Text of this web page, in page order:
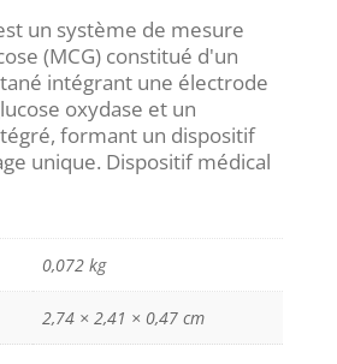
un système de mesure
(MCG) constitué d'un
intégrant une électrode
oxydase et un
formant un dispositif
unique. Dispositif médical
0,072 kg
2,74 × 2,41 × 0,47 cm